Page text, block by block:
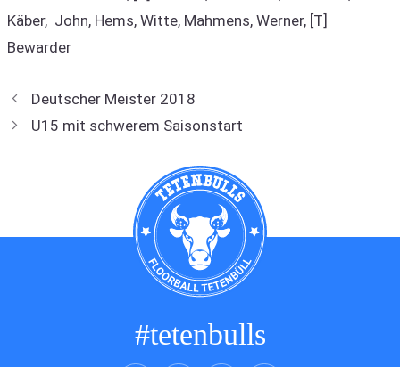
Käber, John, Hems, Witte, Mahmens, Werner, [T]
Bewarder
Deutscher Meister 2018
U15 mit schwerem Saisonstart
#tetenbulls